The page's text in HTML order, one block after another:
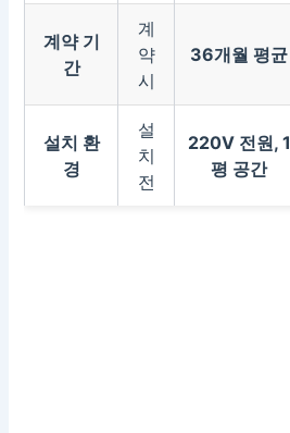
계약 기
간
계
약
시
36개월 평균
설치 환
경
설
치
전
220V 전원, 1
평 공간